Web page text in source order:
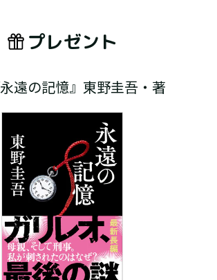
プレゼント
遠の記憶』東野圭吾・著